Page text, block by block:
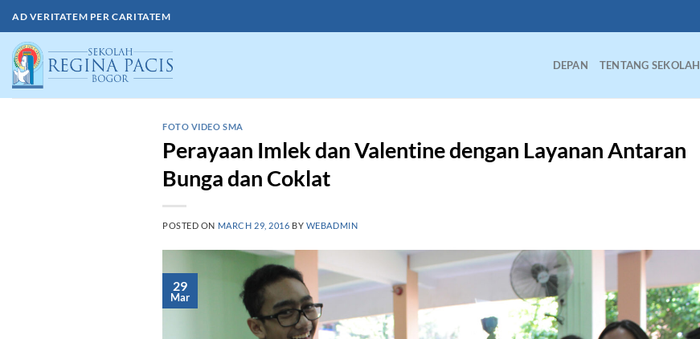
Skip
to
content
AD VERITATEM PER CARITATEM
DEPAN TENTANG SEKOLAH
FOTO VIDEO SMA
Perayaan Imlek dan Valentine dengan Layanan Antaran
Bunga dan Coklat
POSTED ON MARCH 29, 2016 BY WEBADMIN
29
Mar